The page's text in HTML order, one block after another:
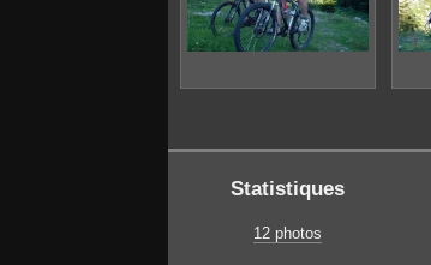
Statistiques
12 photos